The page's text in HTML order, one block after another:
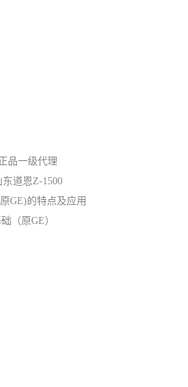
品一级代理
东道恩Z-1500
GE)的特点及应用
（原GE）